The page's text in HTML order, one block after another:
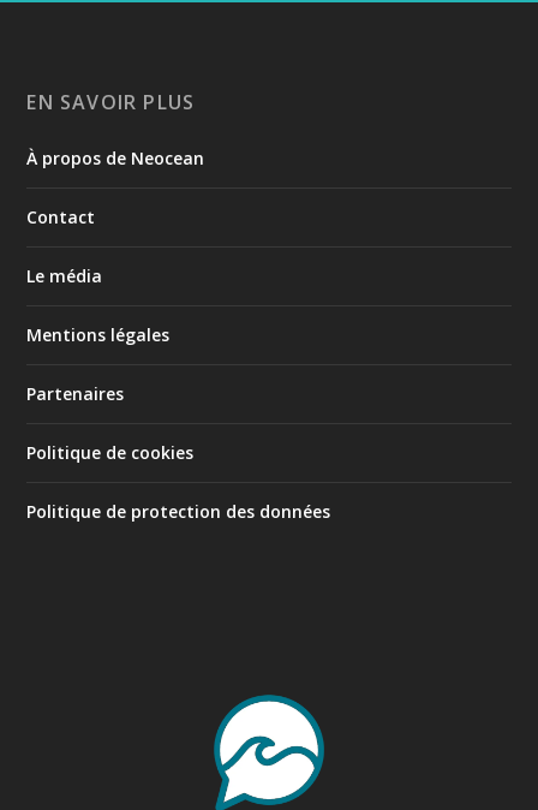
EN SAVOIR PLUS
À propos de Neocean
Contact
Le média
Mentions légales
Partenaires
Politique de cookies
Politique de protection des données